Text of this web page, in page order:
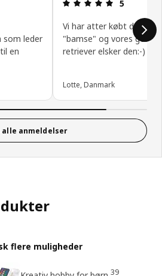
5 Ud af 5 Stjerner.
som leder
en
5
Vi har atter købt denne
"bamse" og vores golden
retriever elsker den:-)
Lotte, Danmark
alle anmeldelser
flere muligheder
39